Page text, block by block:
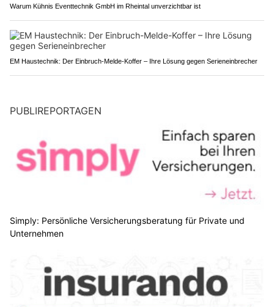
Warum Kühnis Eventtechnik GmbH im Rheintal unverzichtbar ist
EM Haustechnik: Der Einbruch-Melde-Koffer – Ihre Lösung gegen Serieneinbrecher
PUBLIREPORTAGEN
Simply: Persönliche Versicherungsberatung für Private und
Unternehmen